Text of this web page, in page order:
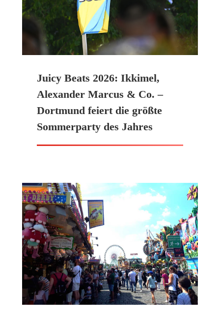
Juicy Beats 2026: Ikkimel,
Alexander Marcus & Co. –
Dortmund feiert die größte
Sommerparty des Jahres